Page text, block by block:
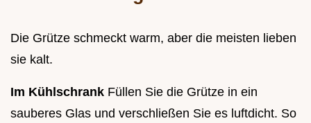
Die Grütze schmeckt warm, aber die meisten lieben
sie kalt.
Im Kühlschrank Füllen Sie die Grütze in ein
sauberes Glas und verschließen Sie es luftdicht. So